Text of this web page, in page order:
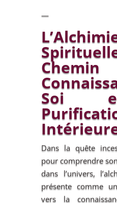
—
Soi
Dans la quête
pour comprendre
dans l’univers,
présente comme
vers la